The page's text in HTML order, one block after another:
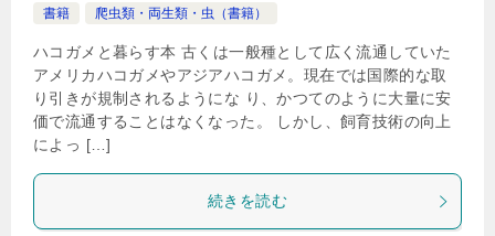
書籍
爬虫類・両生類・虫（書籍）
ハコガメと暮らす本 古くは一般種として広く流通していた
アメリカハコガメやアジアハコガメ。現在では国際的な取
り引きが規制されるようにな り、かつてのように大量に安
価で流通することはなくなった。 しかし、飼育技術の向上
によっ […]
続きを読む